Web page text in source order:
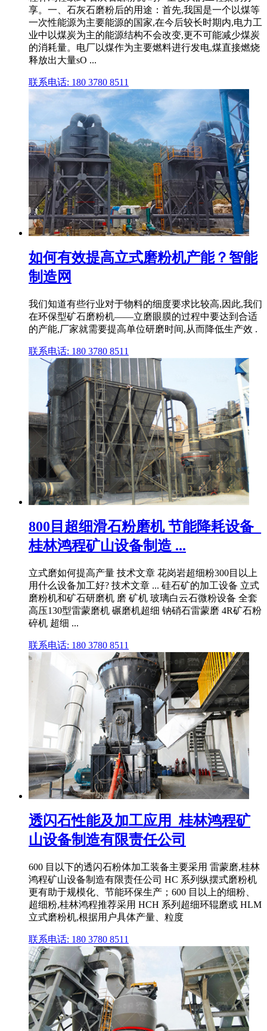
享。一、石灰石磨粉后的用途：首先,我国是一个以煤等
一次性能源为主要能源的国家,在今后较长时期内,电力工
业中以煤炭为主的能源结构不会改变,更不可能减少煤炭
的消耗量。电厂以煤作为主要燃料进行发电,煤直接燃烧
释放出大量sO ...
联系电话: 180 3780 8511
如何有效提高立式磨粉机产能？智能
制造网
我们知道有些行业对于物料的细度要求比较高,因此,我们
在环保型矿石磨粉机——立磨眼膜的过程中要达到合适
的产能,厂家就需要提高单位研磨时间,从而降低生产效 .
联系电话: 180 3780 8511
800目超细滑石粉磨机 节能降耗设备_
桂林鸿程矿山设备制造 ...
立式磨如何提高产量 技术文章 花岗岩超细粉300目以上
用什么设备加工好? 技术文章 ... 硅石矿的加工设备 立式
磨粉机和矿石研磨机 磨 矿机 玻璃白云石微粉设备 全套
高压130型雷蒙磨机 碾磨机超细 钠硝石雷蒙磨 4R矿石粉
碎机 超细 ...
联系电话: 180 3780 8511
透闪石性能及加工应用_桂林鸿程矿
山设备制造有限责任公司
600 目以下的透闪石粉体加工装备主要采用 雷蒙磨,桂林
鸿程矿山设备制造有限责任公司 HC 系列纵摆式磨粉机
更有助于规模化、节能环保生产；600 目以上的细粉、
超细粉,桂林鸿程推荐采用 HCH 系列超细环辊磨或 HLM
立式磨粉机,根据用户具体产量、粒度
联系电话: 180 3780 8511